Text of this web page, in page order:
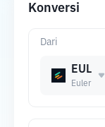
Konversi
Dari
EUL
Euler